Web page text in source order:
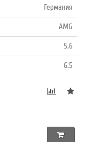
Германия
AMG
5.6
6.5